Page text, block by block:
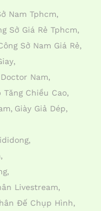
Nam Tphcm
Sở Giá Rẻ Tphcm
Sở Nam Giá Rẻ
Nam
Tăng Chiều Cao
Giày Giả Dép
Livestream
Đế Chụp Hình